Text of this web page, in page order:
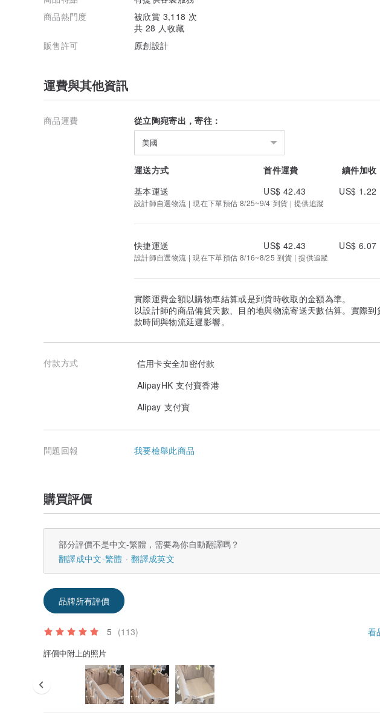
商品熱門度
被欣賞 3,118 次
共 28 人收藏
販售許可
原創設計
運費與其他資訊
商品運費 從立陶宛寄出，寄往：
美國
運送方式 首件運費
續件加收
基本運送
US$ 42.43 US$ 1.22
設計師自選物流 | 現在下單預估 8/25~9/4 到貨 | 提供追蹤
快捷運送 US$ 42.43 US$ 6.07
設計師自選物流 | 現在下單預估 8/16~8/25 到貨 | 提供追蹤
實際運費金額以購物車結算或是到貨時收取的金額為準。
以設計師的商品備貨天數、目的地與物流寄送天數估算。實際
款時間與物流延遲影響。
付款方式
信用卡安全加密付款
AlipayHK 支付寶香港
Alipay 支付寶
問題回報 我要檢舉此商品
購買評價
部分評價不是中文-繁體，需要為你自動翻譯嗎？
翻譯成中文-繁體
翻譯成英文
品牌所有評價
5 (113) 看
評價中附上的照片